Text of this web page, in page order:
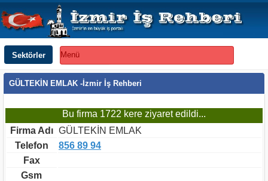
Sektörler Menü
GÜLTEKİN EMLAK -İzmir İş Rehberi
Bu firma 1722 kere ziyaret edildi...
Firma Adı GÜLTEKİN EMLAK
Telefon
856 89 94
Fax
Gsm